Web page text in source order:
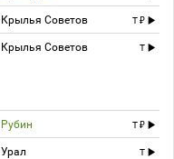
Крылья Советов
T
Крылья Советов T
Рубин
T
Урал
T